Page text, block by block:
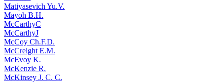
Matiyasevich Yu.V.
Mayoh B.H.
McCarthyC
McCarthyJ
McCoy Ch.F.D.
McCreight E.M.
McEvoy K.
McKenzie R.
McKinsey J. C. C.